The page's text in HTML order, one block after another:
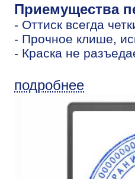
Приемущества
- Оттиск всегда
- Прочное клише,
- Краска не
подробнее